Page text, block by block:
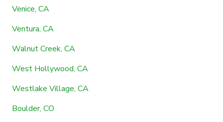
Venice, CA
Ventura, CA
Walnut Creek, CA
West Hollywood, CA
Westlake Village, CA
Boulder, CO